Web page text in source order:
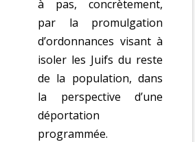
à pas, concrètement,
par la promulgation
d’ordonnances visant à
isoler les Juifs du reste
de la population, dans
la perspective d’une
déportation
programmée.